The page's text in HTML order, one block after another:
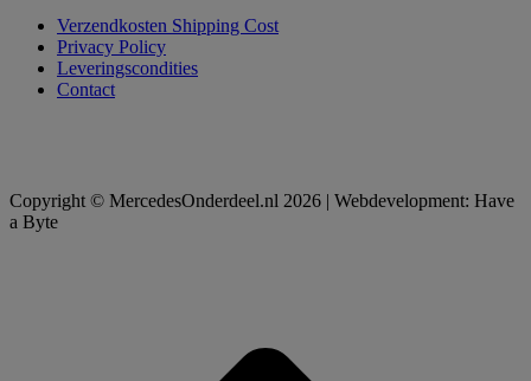
Verzendkosten Shipping Cost
Privacy Policy
Leveringscondities
Contact
Copyright © MercedesOnderdeel.nl 2026 | Webdevelopment: Have
a Byte